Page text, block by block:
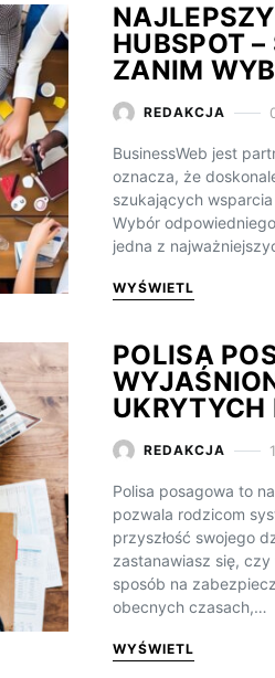
HUBSPOT
ZANIM
REDAKCJA
BusinessWeb jest
oznacza, że
szukających
Wybór
jedna z
WYŚWIETL
POLISA
REDAKCJA
Polisa posagowa to
pozwala rodzicom
przyszłość swojego
zastanawiasz się,
sposób na
obecnych czasach,…
WYŚWIETL